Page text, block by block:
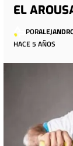
EL
POR
HACE 5 AÑOS